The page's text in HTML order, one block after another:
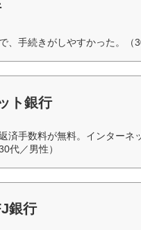
、手続きがしやすかった。（
ト銀行
済手数料が無料。インターネ
代／男性）
銀行